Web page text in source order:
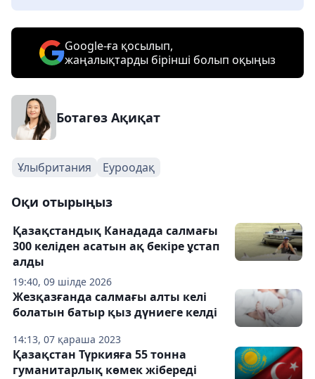
Google-ға қосылып,
жаңалықтарды бірінші болып оқыңыз
Ботагөз Ақиқат
Ұлыбритания Еуроодақ
Оқи отырыңыз
19:40, 09 шілде 2026
Қазақстандық Канадада салмағы
300 келіден асатын ақ бекіре ұстап
алды
14:13, 07 қараша 2023
Жезқазғанда салмағы алты келі
болатын батыр қыз дүниеге келді
Қазақстан Түркияға 55 тонна
гуманитарлық көмек жібереді